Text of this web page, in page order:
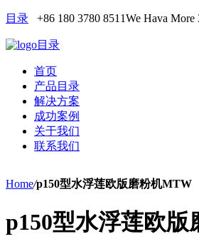
目录 +86 180 3780 8511We Hava More
目录
首页
产品目录
解决方案
成功案例
关于我们
联系我们
Home/p150型水浮莲欧版磨粉机MTW
p150型水浮莲欧